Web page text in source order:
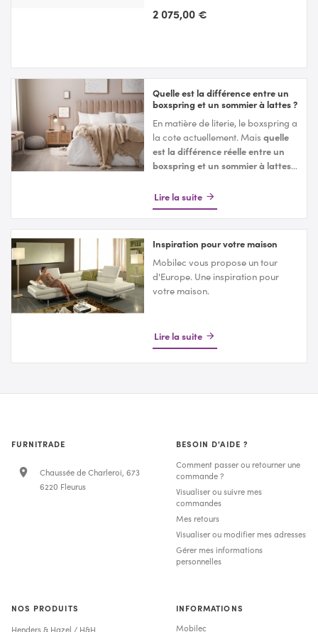
2 075,00 €
Quelle est la différence entre un
boxspring et un sommier à lattes ?
En matière de literie, le boxspring a
la cote actuellement. Maisquelle
est la différence réelle entre un
boxspring et un sommier à lattes?
Mobilec,magasin spécialisé dans
la vente de literie et de matelas
vous explique lesspécificités de
Lire la suite
Inspiration pour votre maison
Mobilec vous propose un tour
d'Europe. Une inspiration pour
votre maison.
Lire la suite
FURNITRADE
Chaussée de Charleroi, 673
6220 Fleurus
BESOIN D'AIDE ?
Comment passer ou retourner une
commande ?
Visualiser ou suivre mes
commandes
Mes retours
Visualiser ou modifier mes adresses
Gérer mes informations
personnelles
NOS PRODUITS
Henders & Hazel / H&H
INFORMATIONS
Mobilec